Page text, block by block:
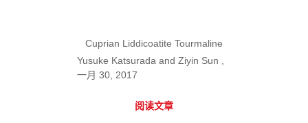
Cuprian Liddicoatite Tourmaline
Yusuke Katsurada and Ziyin Sun ,
一月 30, 2017
阅读文章